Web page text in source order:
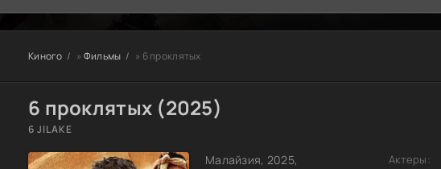
Киного » Фильмы » 6 проклятых
6 проклятых (2025)
6 JILAKE
Малайзия, 2025,
Актеры: